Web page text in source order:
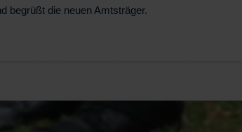
begrüßt die neuen Amtsträger.